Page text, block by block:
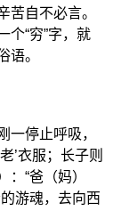
苦自不必言。
个“穷”字，就
语。
停止呼吸，
’衣服；长子则
“爸（妈）
游魂，去向西